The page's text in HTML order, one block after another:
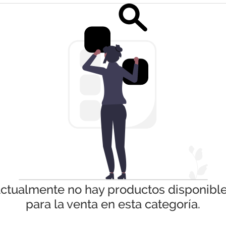
no hay productos
para la venta en esta categoría.